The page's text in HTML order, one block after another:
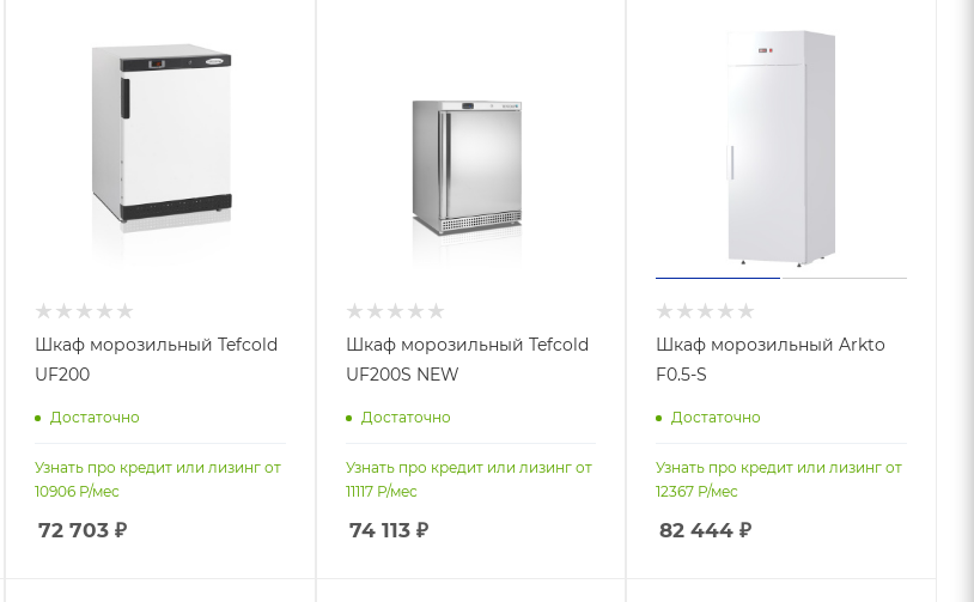
Шкаф морозильный Tefcold
UF200
Достаточно
Узнать про кредит или лизинг от
10906Р/мес
72 703₽
Шкаф морозильный Tefcold
UF200S NEW
Достаточно
Узнать про кредит или лизинг от
11117Р/мес
74 113₽
Шкаф морозильный Arkto
F0.5-S
Достаточно
Узнать про кредит или лизинг от
12367 Р/мес
82 444 ₽